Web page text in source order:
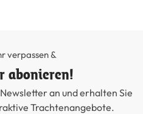
verpassen &
abonieren!
an und erhalten Sie
Trachtenangebote.